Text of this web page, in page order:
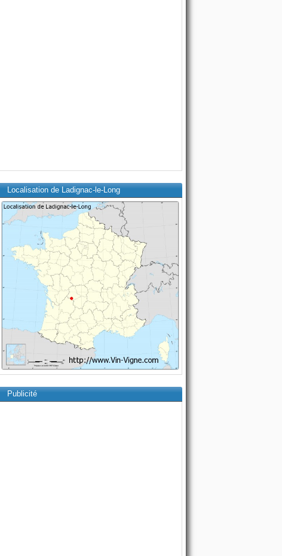
Localisation de Ladignac-le-Long
Publicité